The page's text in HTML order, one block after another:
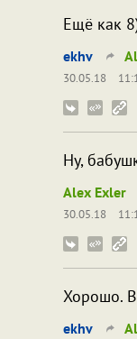
Ещё как
ekhv
30.05.18
Ну,
Alex Exler
30.05.18
Хорошо. В
ekhv